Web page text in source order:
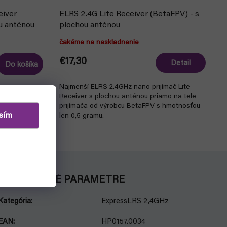
anténou
Do košíka
priamo na
ELRS 2.4G Lite Receiver (BetaFPV) - s
plochou anténou
čakáme na naskladnenie
€17,30 Detail
Najmenší ELRS 2.4GHz nano prijímač Lite
Receiver s plochou anténou priamo na tele
prijímača od výrobcu BetaFPV s hmotnosťou
len 0,5 gramu.
DODATOČNÉ PARAMETRE
: ExpressLRS 2,4GHz
: HP0157.0034